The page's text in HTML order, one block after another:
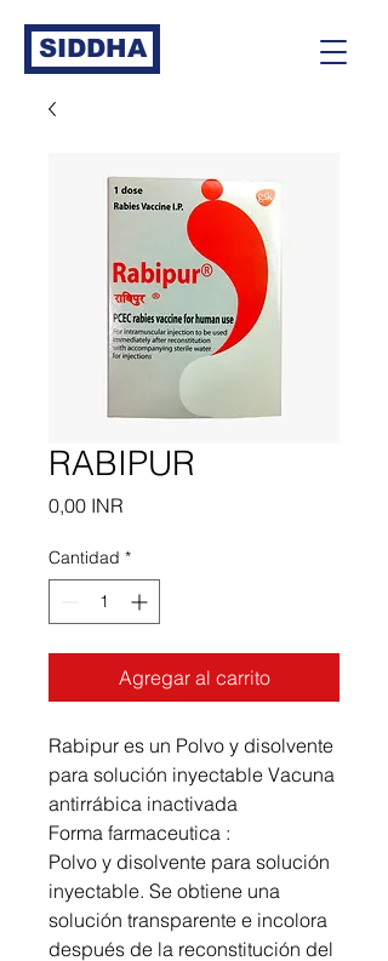
SIDDHA
RABIPUR
0,00 INR
Cantidad *
Agregar al carrito
Rabipur es un Polvo y disolvente
para solución inyectable Vacuna
antirrábica inactivada
Forma farmaceutica :
Polvo y disolvente para solución
inyectable. Se obtiene una
solución transparente e incolora
después de la reconstitución del